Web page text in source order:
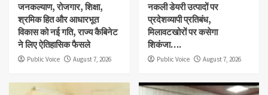
जनकल्याण, रोजगार, शिक्षा,
श्रमिक हित और आधारभूत
विकास को नई गति, राज्य कैबिनेट
ने लिए ऐतिहासिक फैसले
Public Voice August 7, 2026
नकली डेयरी उत्पादों पर
प्रदेशव्यापी प्रतिबंध,
मिलावटखोरों पर कसेगा
शिकंजा….
Public Voice August 7, 2026